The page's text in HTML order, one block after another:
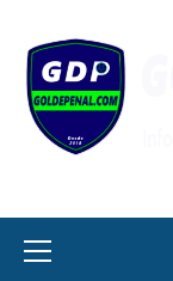
contenido
principal